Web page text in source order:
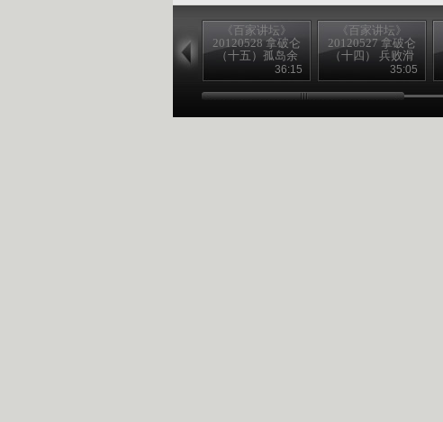
《百家讲坛》
20120528 拿破仑
（十五）孤岛余
36:15
《百家讲坛》
20120527 拿破仑
（十四） 兵败滑
35:05